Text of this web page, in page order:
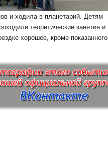
и ходила в планетарий. Детям
теоретические занятия и
хорошее, кроме показанного